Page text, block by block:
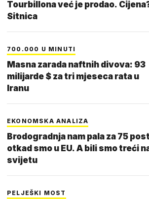
Tourbillona već je prodao.
Sitnica
700.000 U MINUTI
Masna zarada naftnih divova: 93
milijarde $ za tri mjeseca rata u
Iranu
EKONOMSKA ANALIZA
Brodogradnja nam pala za 75
otkad smo u EU. A bili smo treći
svijetu
PELJEŠKI MOST